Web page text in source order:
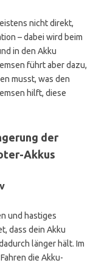
nicht direkt,
– dabei wird beim
in den Akku
führt aber dazu,
musst, was den
hilft, diese
der
Akkus
und hastiges
dass dein Akku
länger hält. Im
die Akku-